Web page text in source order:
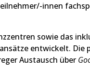
innen
sowie das
entwickelt.
Austausch über